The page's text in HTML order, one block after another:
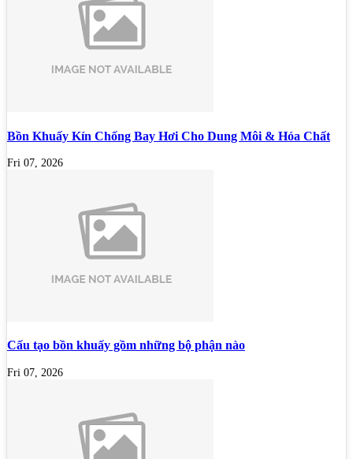
Bồn Khuấy Kín Chống Bay Hơi Cho Dung Môi & Hóa Chất
Fri 07, 2026
Cấu tạo bồn khuấy gồm những bộ phận nào
Fri 07, 2026